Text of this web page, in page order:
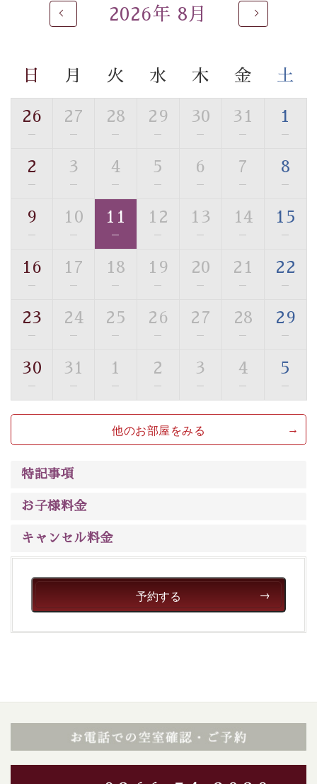
■内容&特典■
・諏訪大社4社を巡る無料参拝バス（事前予約制）
・館内着をご用意
・就寝用パジャマをご用意
・環境に配慮したアメニティをご用意
・駐車場完備
・チェックイン15時、チェックアウト10時
【お食事】
・朝夕個室料亭で個室食
・夕食は地産地消の創作和会席 美湖膳（二十四節気と
いう昔の暦による料理表現）
の効果が高い、極めて希有な源泉です。身も心も癒され
るご入浴をお愉しみください。
■お座敷風呂（大浴場）
温泉の成分に合わせ、防菌防カビの特殊素材の畳を使
用。 足元が柔らかく、そして滑りにくい畳のお風呂で
※男性大浴場までのご移動には階段がございます。 予め
ご了承のほどお願いいたします。
■貸切温泉風呂 （40分2000円）
眺望はございませんが、源泉掛け流しの温泉の質を楽し
トな空間をお愉しみください。
■諏訪大社4社を巡る無料参拝バス
※年末年始及び御柱祭前後は運行しておりません
以上が送迎バスで行くホタル観賞プラン《2食付き》の
2026年 8月
日 月 火 水 木 金 土
26
—
27
—
28
—
29
—
30
—
31
—
1
—
2
—
3
—
4
—
5
—
6
—
7
—
8
—
9
—
10
—
11
—
12
—
13
—
14
—
15
—
16
—
17
—
18
—
19
—
20
—
21
—
22
—
23
—
24
—
25
—
26
—
27
—
28
—
29
—
30
—
31
—
1
—
2
—
3
—
4
—
5
—
他のお部屋をみる
特記事項
お子様料金
キャンセル料金
予約する